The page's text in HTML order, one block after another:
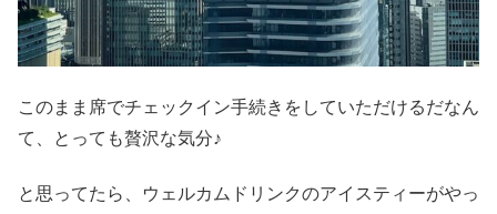
このまま席でチェックイン手続きをしていただけるだなん
て、とっても贅沢な気分♪
と思ってたら、ウェルカムドリンクのアイスティーがやっ